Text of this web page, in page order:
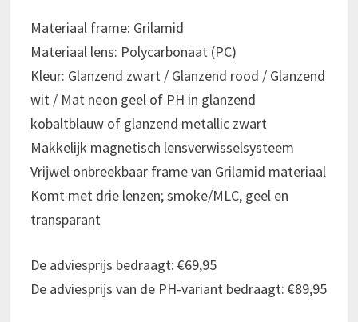
Materiaal frame: Grilamid
Materiaal lens: Polycarbonaat (PC)
Kleur: Glanzend zwart / Glanzend rood / Glanzend
wit / Mat neon geel of PH in glanzend
kobaltblauw of glanzend metallic zwart
Makkelijk magnetisch lensverwisselsysteem
Vrijwel onbreekbaar frame van Grilamid materiaal
Komt met drie lenzen; smoke/MLC, geel en
transparant
De adviesprijs bedraagt: €69,95
De adviesprijs van de PH-variant bedraagt: €89,95